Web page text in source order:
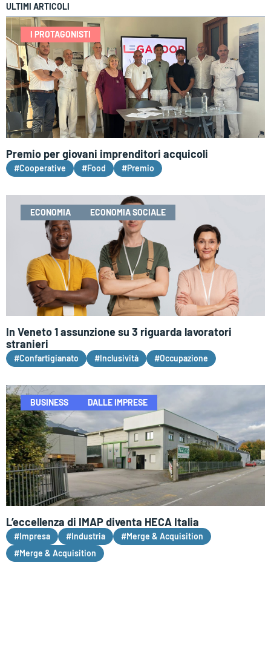
ULTIMI ARTICOLI
I PROTAGONISTI
Premio per giovani imprenditori acquicoli
#Cooperative #Food #Premio
ECONOMIA ECONOMIA SOCIALE
In Veneto 1 assunzione su 3 riguarda lavoratori
stranieri
#Confartigianato #Inclusività #Occupazione
BUSINESS DALLE IMPRESE
L’eccellenza di IMAP diventa HECA Italia
#Impresa #Industria
#Merge & Acquisition
#Merge & Acquisition